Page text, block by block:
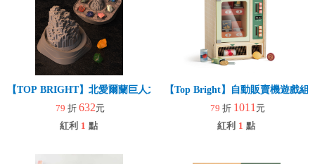
【TOP BRIGHT】北愛爾蘭巨人之路 寶石挖掘套組(益智玩具/趣味桌
79 折 632元
紅利 1 點
【Top Bright】自動販賣機遊戲
79 折 1011 元
紅利 1 點